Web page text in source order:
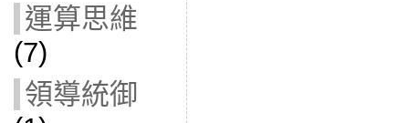
運算思維
(7)
領導統御